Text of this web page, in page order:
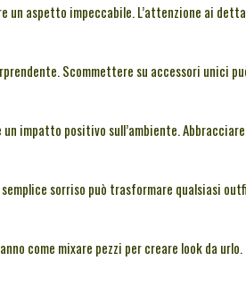
un aspetto impeccabile. L’attenzione ai
Scommettere su accessori unici
impatto positivo sull’ambiente.
sorriso può trasformare qualsiasi
come mixare pezzi per creare look da urlo.